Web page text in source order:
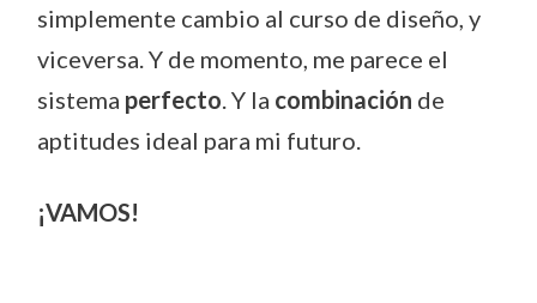
simplemente cambio al curso de diseño, y
viceversa. Y de momento, me parece el
sistema perfecto. Y la combinación de
aptitudes ideal para mi futuro.
¡VAMOS!